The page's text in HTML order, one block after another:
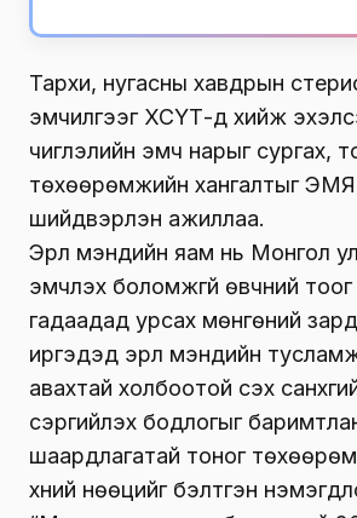
Тархи, нугасны хавдрын
эмчилгээг ХСҮТ-д хийж
чиглэлийн эмч нарыг сургах,
төхөөрөмжийн хангалтыг
шийдвэрлэн ажиллаа.
Эрүүл мэндийн яам нь Монгол
эмчлэх боломжгүй өвчний
гадаадад урсах мөнгөний
иргэдэд эрүүл мэндийн
авахтай холбоотой үүсэх
сэргийлэх бодлогыг
шаардлагатай тоног
хүний нөөцийг бэлтгэн